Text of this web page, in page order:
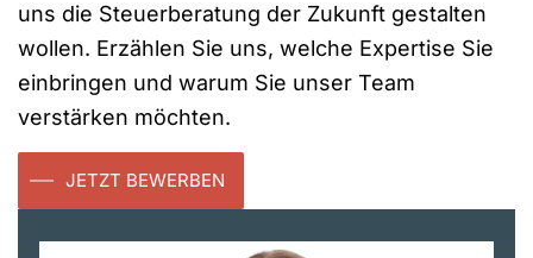
uns die Steuerberatung der Zukunft gestalten
wollen. Erzählen Sie uns, welche Expertise Sie
einbringen und warum Sie unser Team
verstärken möchten.
JETZT BEWERBEN